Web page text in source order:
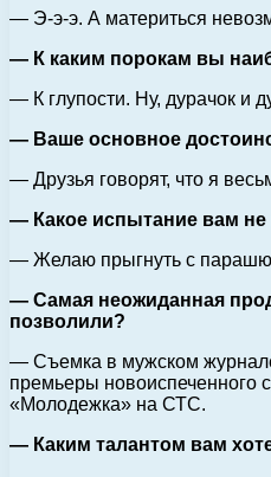
— Э-э-э. А материться
— К каким порокам вы
— К глупости. Ну, дурачок и
— Ваше основное
— Друзья говорят, что я
— Какое испытание вам не
— Желаю прыгнуть с
— Самая неожиданная
позволили?
— Съемка в мужском
премьеры новоиспеченного
«Молодежка» на СТС.
— Каким талантом вам